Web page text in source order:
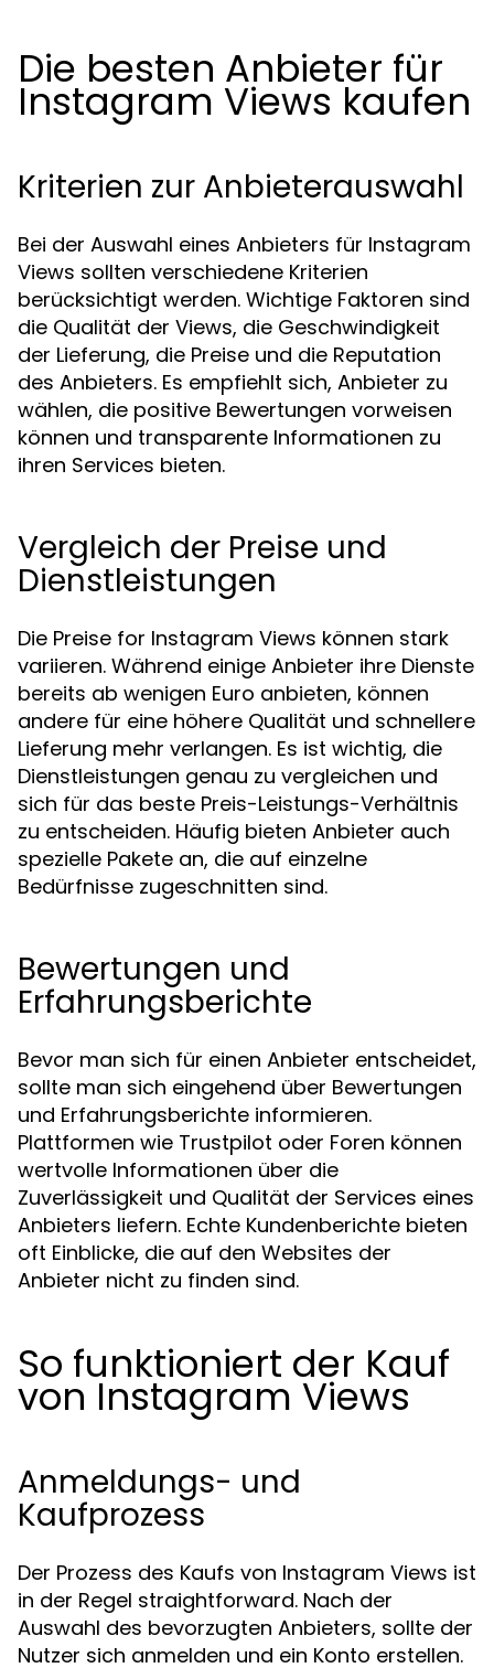
Die besten Anbieter für
Instagram Views kaufen
Kriterien zur Anbieterauswahl
Bei der Auswahl eines Anbieters für Instagram
Views sollten verschiedene Kriterien
berücksichtigt werden. Wichtige Faktoren sind
die Qualität der Views, die Geschwindigkeit
der Lieferung, die Preise und die Reputation
des Anbieters. Es empfiehlt sich, Anbieter zu
wählen, die positive Bewertungen vorweisen
können und transparente Informationen zu
ihren Services bieten.
Vergleich der Preise und
Dienstleistungen
Die Preise for Instagram Views können stark
variieren. Während einige Anbieter ihre Dienste
bereits ab wenigen Euro anbieten, können
andere für eine höhere Qualität und schnellere
Lieferung mehr verlangen. Es ist wichtig, die
Dienstleistungen genau zu vergleichen und
sich für das beste Preis-Leistungs-Verhältnis
zu entscheiden. Häufig bieten Anbieter auch
spezielle Pakete an, die auf einzelne
Bedürfnisse zugeschnitten sind.
Bewertungen und
Erfahrungsberichte
Bevor man sich für einen Anbieter entscheidet,
sollte man sich eingehend über Bewertungen
und Erfahrungsberichte informieren.
Plattformen wie Trustpilot oder Foren können
wertvolle Informationen über die
Zuverlässigkeit und Qualität der Services eines
Anbieters liefern. Echte Kundenberichte bieten
oft Einblicke, die auf den Websites der
Anbieter nicht zu finden sind.
So funktioniert der Kauf
von Instagram Views
Anmeldungs- und
Kaufprozess
Der Prozess des Kaufs von Instagram Views ist
in der Regel straightforward. Nach der
Auswahl des bevorzugten Anbieters, sollte der
Nutzer sich anmelden und ein Konto erstellen.